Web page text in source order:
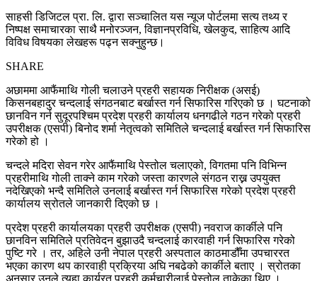
साहसी डिजिटल प्रा. लि. द्वारा सञ्चालित यस न्यूज पोर्टलमा सत्य तथ्य र
निष्पक्ष समाचारका साथै मनोरञ्जन, विज्ञानप्रविधि, खेलकुद, साहित्य आदि
विविध विषयका लेखहरू पढ्न सक्नुहुन्छ।
SHARE
अछाममा आफैंमाथि गोली चलाउने प्रहरी सहायक निरीक्षक (असई)
किसनबहादुर चन्दलाई संगठनबाट बर्खास्त गर्न सिफारिस गरिएको छ । घटनाको
छानविन गर्न सुदूरपश्चिम प्रदेश प्रहरी कार्यालय धनगढीले गठन गरेको प्रहरी
उपरीक्षक (एसपी) बिनोद शर्मा नेतृत्वको समितिले चन्दलाई बर्खास्त गर्न सिफारिस
गरेको हो ।
चन्दले मदिरा सेवन गरेर आफैंमाथि पेस्तोल चलाएको, विगतमा पनि विभिन्न
प्रहरीमाथि गोली ताक्ने काम गरेको जस्ता कारणले संगठन राख्न उपयुक्त
नदेखिएको भन्दै समितिले उनलाई बर्खास्त गर्न सिफारिस गरेको प्रदेश प्रहरी
कार्यालय स्रोतले जानकारी दिएको छ ।
प्रदेश प्रहरी कार्यालयका प्रहरी उपरीक्षक (एसपी) नवराज कार्कीले पनि
छानविन समितिले प्रतिवेदन बुझाउदै चन्दलाई कारवाही गर्न सिफारिस गरेको
पुष्टि गरे । तर, अहिले उनी नेपाल प्रहरी अस्पताल काठमाडौँमा उपचाररत
भएका कारण थप कारवाही प्रक्रिया अघि नबढेको कार्कीले बताए । स्रोतका
अनुसार उनले त्यहा कार्यरत प्रहरी कर्मचारीलाई पेस्तोल ताकेका थिए ।